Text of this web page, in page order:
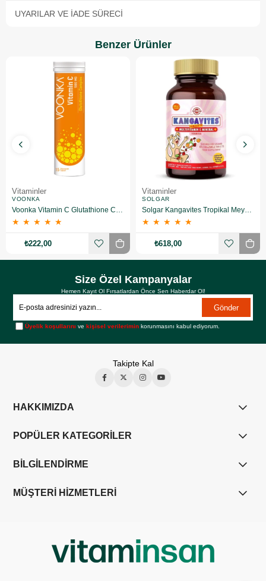
UYARILAR VE İADE SÜRECI
Benzer Ürünler
Vitaminler
VOONKA
Voonka Vitamin C Glutathione Complex Efervesan 15 Tablet
★ ★ ★ ★ ★
₺222,00
Vitaminler
SOLGAR
Solgar Kangavites Tropikal Meyve Aromalı 60 Tablet
★ ★ ★ ★ ★
₺618,00
Size Özel Kampanyalar
Hemen Kayıt Ol Fırsatlardan Önce Sen Haberdar Ol!
Gönder
Üyelik koşullarını vekişisel verilerimin korunmasını kabul ediyorum.
Takipte Kal
HAKKIMIZDA
POPÜLER KATEGORİLER
BİLGİLENDİRME
MÜŞTERİ HİZMETLERİ